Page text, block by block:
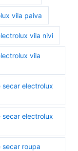
vila paiva
vila nivi
vila
electrolux
electrolux
secar roupa